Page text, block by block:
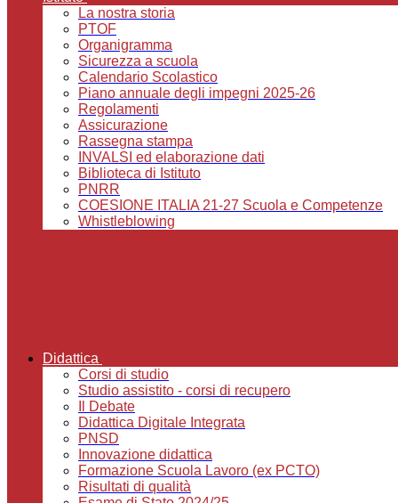
La nostra storia
PTOF
Organigramma
Sicurezza a scuola
Calendario Scolastico
Piano annuale degli impegni 2025-26
Regolamenti
Assicurazione
Rassegna stampa
INVALSI ed elaborazione dati
Biblioteca di Istituto
PNRR
COESIONE ITALIA 21-27 Scuola e Competenze
Whistleblowing
Didattica
Corsi di studio
Studio assistito - corsi di recupero
Il Debate
Didattica Digitale Integrata
PNSD
Innovazione didattica
Formazione Scuola Lavoro (ex PCTO)
Risultati di qualità